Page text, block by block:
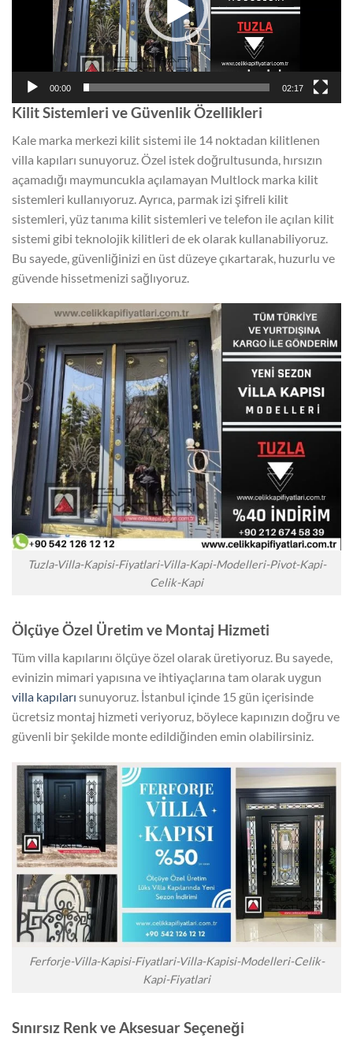
00:00 02:17
Kilit Sistemleri ve Güvenlik Özellikleri
Kale marka merkezi kilit sistemi ile 14 noktadan kilitlenen
villa kapıları sunuyoruz. Özel istek doğrultusunda, hırsızın
açamadığı maymuncukla açılamayan Multlock marka kilit
sistemleri kullanıyoruz. Ayrıca, parmak izi şifreli kilit
sistemleri, yüz tanıma kilit sistemleri ve telefon ile açılan kilit
sistemi gibi teknolojik kilitleri de ek olarak kullanabiliyoruz.
Bu sayede, güvenliğinizi en üst düzeye çıkartarak, huzurlu ve
güvende hissetmenizi sağlıyoruz.
Tuzla-Villa-Kapisi-Fiyatlari-Villa-Kapi-Modelleri-Pivot-Kapi-
Celik-Kapi
Ölçüye Özel Üretim ve Montaj Hizmeti
Tüm villa kapılarını ölçüye özel olarak üretiyoruz. Bu sayede,
evinizin mimari yapısına ve ihtiyaçlarına tam olarak uygun
villa kapıları sunuyoruz. İstanbul içinde 15 gün içerisinde
ücretsiz montaj hizmeti veriyoruz, böylece kapınızın doğru ve
güvenli bir şekilde monte edildiğinden emin olabilirsiniz.
Ferforje-Villa-Kapisi-Fiyatlari-Villa-Kapisi-Modelleri-Celik-
Kapi-Fiyatlari
Sınırsız Renk ve Aksesuar Seçeneği